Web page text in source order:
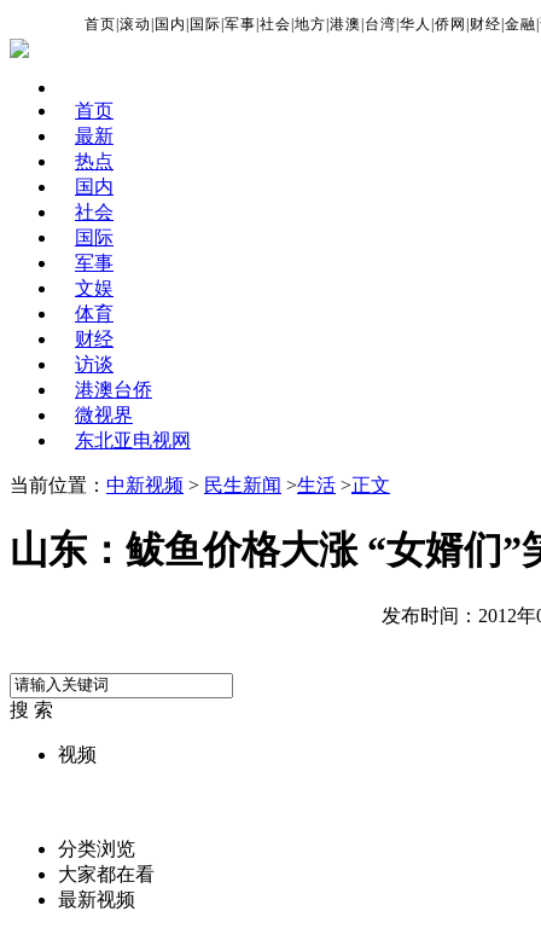
首页 |滚动 国内 国际 |军事 |社会 |地方 |港澳 台湾 |华人 |侨网 财经 |金融 |
首页
最新
热点
国内
社会
国际
军事
文娱
体育
财经
访谈
港澳台侨
微视界
东北亚电视网
当前位置： 中新视频 > 民生新闻 >生活 >正文
山东：鲅鱼价格大涨 “女婿们”
发布时间：2012年
搜 索
视频
分类浏览
大家都在看
最新视频